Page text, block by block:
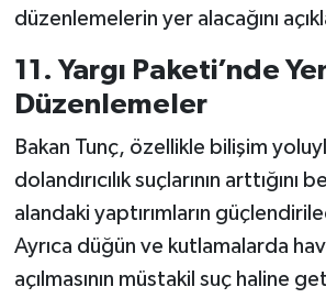
düzenlemelerin yer alacağını
11. Yargı Paketi’nde
Düzenlemeler
Bakan Tunç, özellikle bilişim
dolandırıcılık suçlarının arttığını
alandaki yaptırımların
Ayrıca düğün ve kutlamalarda
açılmasının müstakil suç haline